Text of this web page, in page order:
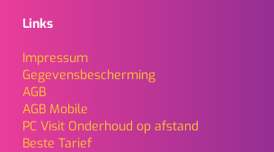
Links
Impressum
Gegevensbescherming
AGB
AGB Mobile
PC Visit Onderhoud op afstand
Beste Tarief